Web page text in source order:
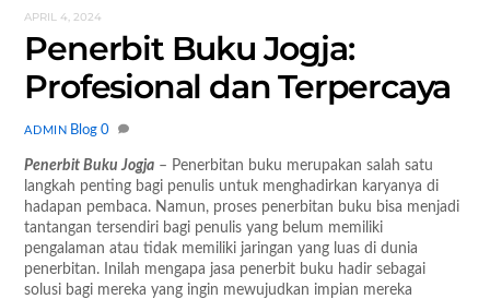
APRIL 4, 2024
Penerbit Buku Jogja:
Profesional dan Terpercaya
ADMIN Blog 0
Penerbit Buku Jogja – Penerbitan buku merupakan salah satu
langkah penting bagi penulis untuk menghadirkan karyanya di
hadapan pembaca. Namun, proses penerbitan buku bisa menjadi
tantangan tersendiri bagi penulis yang belum memiliki
pengalaman atau tidak memiliki jaringan yang luas di dunia
penerbitan. Inilah mengapa jasa penerbit buku hadir sebagai
solusi bagi mereka yang ingin mewujudkan impian mereka